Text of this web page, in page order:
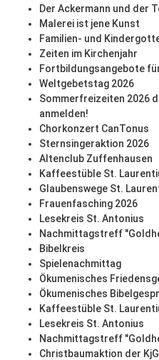
Der Ackermann und der
Malerei ist jene Kunst
Familien- und
Zeiten im Kirchenjahr
Fortbildungsangebote
Weltgebetstag 2026
Sommerfreizeiten 2026
anmelden!
Chorkonzert CanTonus
Sternsingeraktion 2026
Altenclub Zuffenhausen
Kaffeestüble St.
Glaubenswege St.
Frauenfasching 2026
Lesekreis St. Antonius
Nachmittagstreff
Bibelkreis
Spielenachmittag
Ökumenisches
Ökumenisches
Kaffeestüble St.
Lesekreis St. Antonius
Nachmittagstreff
Christbaumaktion der